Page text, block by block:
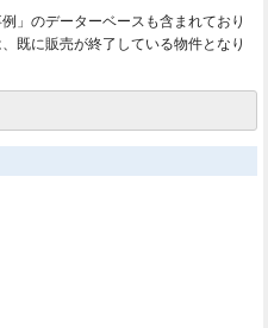
」のデーターベースも含まれており
既に販売が終了している物件となり